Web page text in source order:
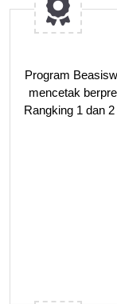
Program
mencetak
Rangking 1 dan